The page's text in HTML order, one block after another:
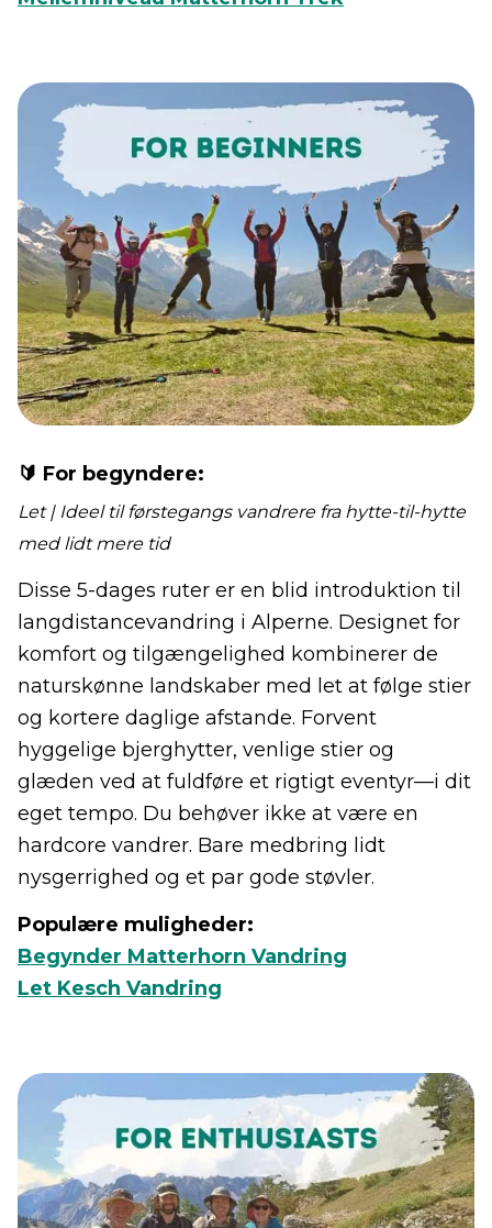
🔰 For begyndere:
Let | Ideel til førstegangs vandrere fra hytte-til-hytte
med lidt mere tid
Disse 5-dages ruter er en blid introduktion til
langdistancevandring i Alperne. Designet for
komfort og tilgængelighed kombinerer de
naturskønne landskaber med let at følge stier
og kortere daglige afstande. Forvent
hyggelige bjerghytter, venlige stier og
glæden ved at fuldføre et rigtigt eventyr—i dit
eget tempo. Du behøver ikke at være en
hardcore vandrer. Bare medbring lidt
nysgerrighed og et par gode støvler.
Populære muligheder:
Begynder Matterhorn Vandring
Let Kesch Vandring